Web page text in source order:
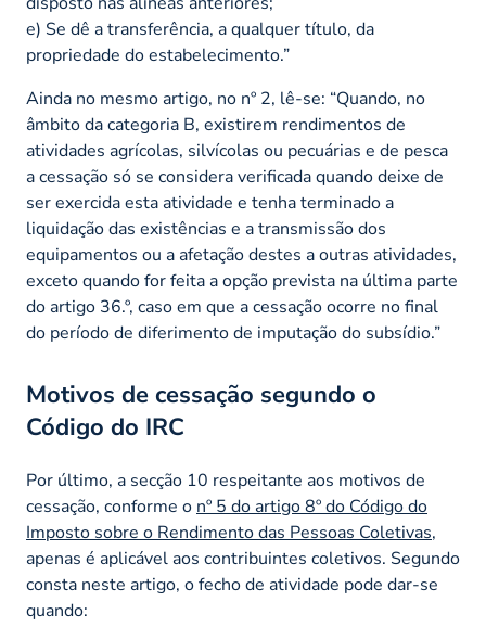
e) Se dê a transferência, a qualquer título, da
propriedade do estabelecimento.”
Ainda no mesmo artigo, no nº 2, lê-se: “Quando, no
âmbito da categoria B, existirem rendimentos de
atividades agrícolas, silvícolas ou pecuárias e de pesca
a cessação só se considera verificada quando deixe de
ser exercida esta atividade e tenha terminado a
liquidação das existências e a transmissão dos
equipamentos ou a afetação destes a outras atividades,
exceto quando for feita a opção prevista na última parte
do artigo 36.º, caso em que a cessação ocorre no final
do período de diferimento de imputação do subsídio.”
Motivos de cessação segundo o
Código do IRC
Por último, a secção 10 respeitante aos motivos de
cessação, conforme o nº 5 do artigo 8º do Código do
Imposto sobre o Rendimento das Pessoas Coletivas,
apenas é aplicável aos contribuintes coletivos. Segundo
consta neste artigo, o fecho de atividade pode dar-se
quando: